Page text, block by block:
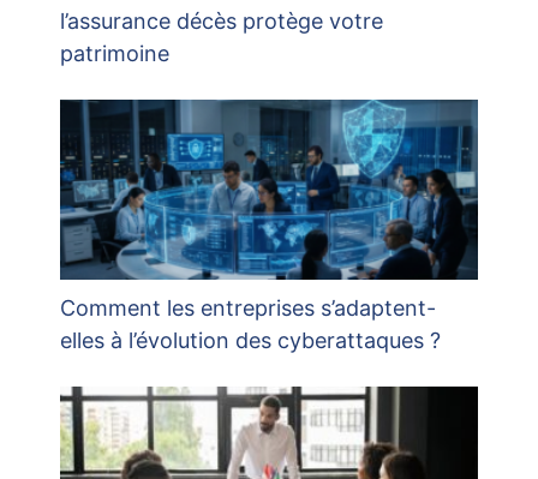
l’assurance décès protège votre
patrimoine
Comment les entreprises s’adaptent-
elles à l’évolution des cyberattaques ?